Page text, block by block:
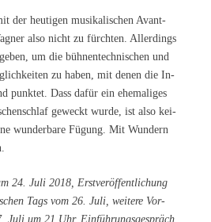
der heu­ti­gen mu­si­ka­li­schen Avant­
also nicht zu fürch­ten. Al­ler­dings
um die büh­nen­tech­ni­schen und
zu ha­ben, mit de­nen die In­
punk­tet. Dass da­für ein ehe­ma­li­ges
ge­weckt wur­de, ist also kei­
wun­der­ba­re Fü­gung. Mit Wun­dern
24. Juli 2018, Erst­ver­öf­fent­li­chung
Tags vom 26. Juli, wei­te­re Vor­
Juli um 21 Uhr, Ein­füh­rungs­ge­spräch